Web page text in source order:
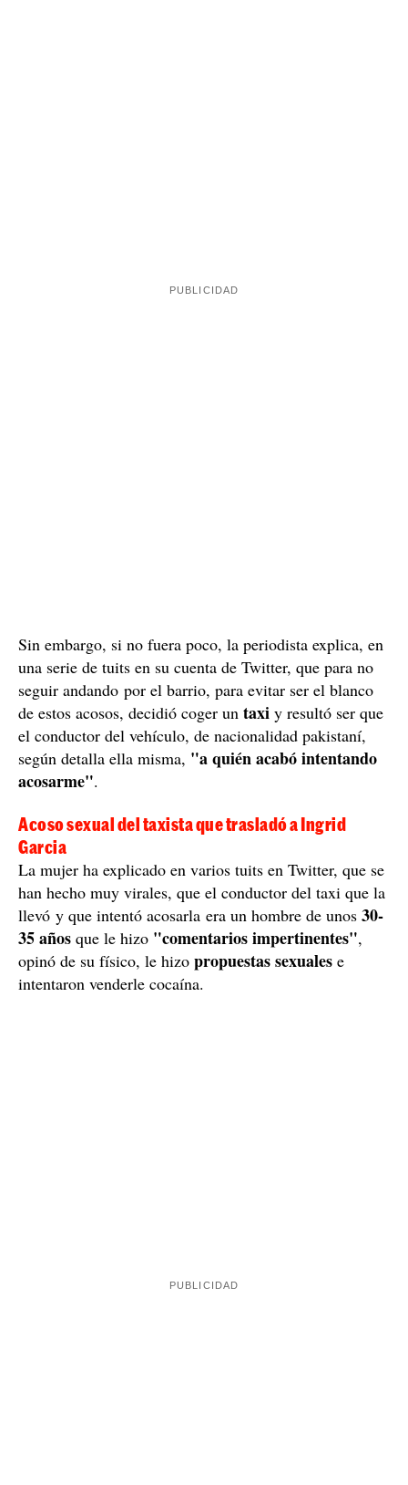
Sin embargo, si no fuera poco, la periodista explica, en
una serie de tuits en su cuenta de Twitter, que para no
seguir andando por el barrio, para evitar ser el blanco
de estos acosos, decidió coger un taxi y resultó ser que
el conductor del vehículo, de nacionalidad pakistaní,
según detalla ella misma, "a quién acabó intentando
acosarme".
Acoso sexual del taxista que trasladó a Ingrid
Garcia
La mujer ha explicado en varios tuits en Twitter, que se
han hecho muy virales, que el conductor del taxi que la
llevó y que intentó acosarla era un hombre de unos 30-
35 años que le hizo "comentarios impertinentes",
opinó de su físico, le hizo propuestas sexuales e
intentaron venderle cocaína.